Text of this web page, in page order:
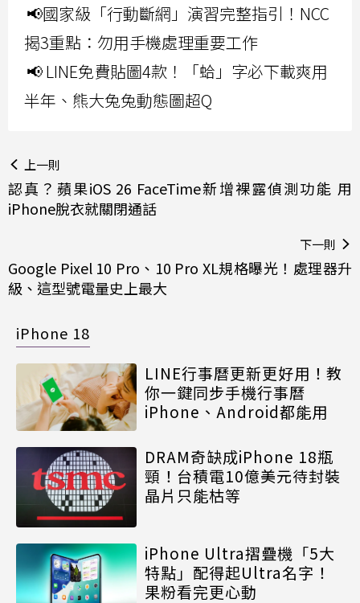
📢國家級「行動斷網」演習完整指引！NCC
揭3重點：勿用手機處理重要工作
📢 LINE免費貼圖4款！「蛤」字必下載爽用
半年、熊大兔兔動態圖超Q
上一則
認真？蘋果iOS 26 FaceTime新增裸露偵測功能 用
iPhone脫衣就關閉通話
下一則
Google Pixel 10 Pro、10 Pro XL規格曝光！處理器升
級、這型號電量史上最大
iPhone 18
LINE行事曆更新更好用！教
你一鍵同步手機行事曆
iPhone、Android都能用
DRAM奇缺成iPhone 18瓶
頸！台積電10億美元待封裝
晶片只能枯等
iPhone Ultra摺疊機「5大
特點」配得起Ultra名字！
果粉看完更心動